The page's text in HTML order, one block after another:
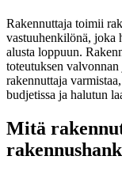
Rakennuttaja toimii
vastuuhenkilönä, joka
alusta loppuun.
toteutuksen
rakennuttaja
budjetissa ja halutun
Mitä